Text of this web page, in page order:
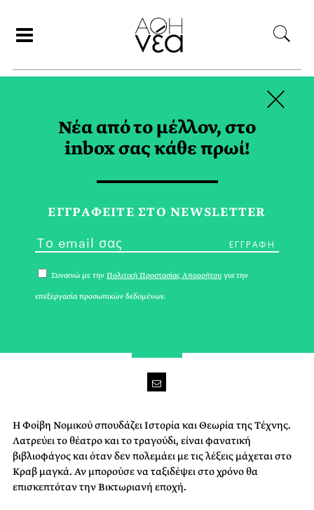
ΦΟΙΒΗ ΝΟΜΙΚΟΥ
H Φοίβη Νομικού σπουδάζει Ιστορία και Θεωρία της Τέχνης.
Λατρεύει το θέατρο και το τραγούδι, είναι φανατική
βιβλιοφάγος και όταν δεν πολεμάει με τις λέξεις μάχεται στο
Κραβ μαγκά. Αν μπορούσε να ταξιδέψει στο χρόνο θα
επισκεπτόταν την Βικτωριανή εποχή.
Νέα από το μέλλον, στο
inbox σας κάθε πρωί!
ΕΓΓPΑΦΕΙΤΕ ΣΤΟ NEWSLETTER
Συναινώ με την Πολιτική Προστασίας Απορρήτου για την
επεξεργασία προσωπικών δεδομένων.
×